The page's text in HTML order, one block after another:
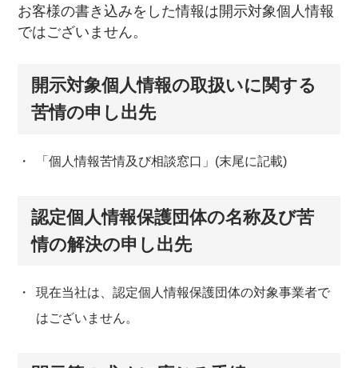
お客様の書き込みをした情報は開示対象個人情報
ではございません。
開示対象個人情報の取扱いに関する
苦情の申し出先
「個人情報苦情及び相談窓口」(末尾に記載)
認定個人情報保護団体の名称及び苦
情の解決の申し出先
現在当社は、認定個人情報保護団体の対象事業者で
はございません。